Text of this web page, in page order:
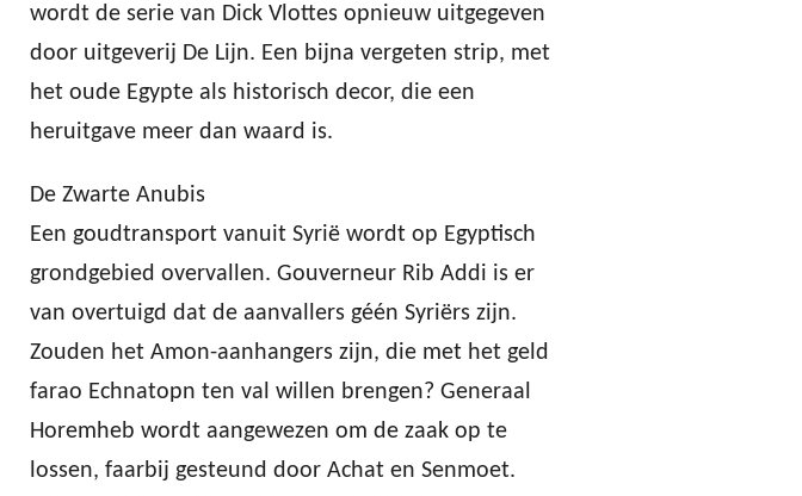
wordt de serie van Dick Vlottes opnieuw uitgegeven
door uitgeverij De Lijn. Een bijna vergeten strip, met
het oude Egypte als historisch decor, die een
heruitgave meer dan waard is.
De Zwarte Anubis
Een goudtransport vanuit Syrië wordt op Egyptisch
grondgebied overvallen. Gouverneur Rib Addi is er
van overtuigd dat de aanvallers géén Syriërs zijn.
Zouden het Amon-aanhangers zijn, die met het geld
farao Echnatopn ten val willen brengen? Generaal
Horemheb wordt aangewezen om de zaak op te
lossen, faarbij gesteund door Achat en Senmoet.